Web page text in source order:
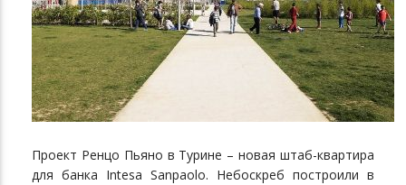
Проект Ренцо Пьяно в Турине – новая штаб-квартира
для банка Intesa Sanpaolo. Небоскреб построили в